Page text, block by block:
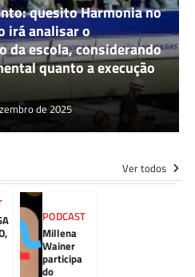
quesito Harmonia no
irá analisar o
da escola, considerando
quanto a execução
de 2025
Ver todos
PODCAST
Millena
Wainer
participa
do